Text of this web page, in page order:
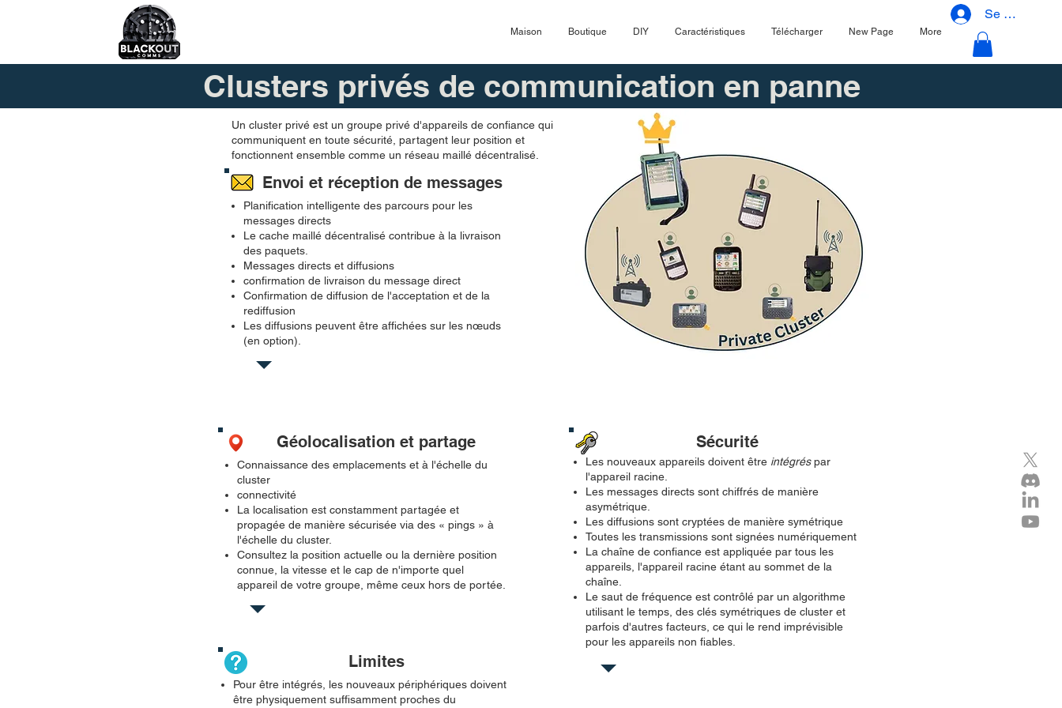
Maison Boutique DIY Caractéristiques Télécharger New Page More
Se connecter
Clusters privés de communication en panne
Un cluster privé est un groupe privé d'appareils de confiance qui
communiquent en toute sécurité, partagent leur position et
fonctionnent ensemble comme un réseau maillé décentralisé.
Envoi et réception de messages
Planification intelligente des parcours pour les
messages directs
Le cache maillé décentralisé contribue à la livraison
des paquets.
Messages directs et diffusions
confirmation de livraison du message direct
Confirmation de diffusion de l'acceptation et de la
rediffusion
Les diffusions peuvent être affichées sur les nœuds
(en option).
Géolocalisation et partage
Connaissance des emplacements et à l'échelle du
cluster
connectivité
La localisation est constamment partagée et
propagée de manière sécurisée via des « pings » à
l'échelle du cluster.
Consultez la position actuelle ou la dernière position
connue, la vitesse et le cap de n'importe quel
appareil de votre groupe, même ceux hors de portée.
Limites
Pour être intégrés, les nouveaux périphériques doivent
être physiquement suffisamment proches du
Sécurité
Les nouveaux appareils doivent être intégréspar
l'appareil racine.
Les messages directs sont chiffrés de manière
asymétrique.
Les diffusions sont cryptées de manière symétrique
Toutes les transmissions sont signées numériquement
La chaîne de confiance est appliquée par tous les
appareils, l'appareil racine étant au sommet de la
chaîne.
Le saut de fréquence est contrôlé par un algorithme
utilisant le temps, des clés symétriques de cluster et
parfois d'autres facteurs, ce qui le rend imprévisible
pour les appareils non fiables.